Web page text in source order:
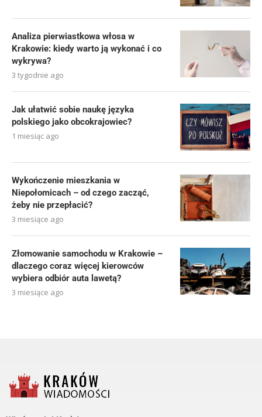
Analiza pierwiastkowa włosa w
Krakowie: kiedy warto ją wykonać i co
wykrywa?
3 tygodnie ago
Jak ułatwić sobie naukę języka
polskiego jako obcokrajowiec?
1 miesiąc ago
Wykończenie mieszkania w
Niepołomicach – od czego zacząć,
żeby nie przepłacić?
3 miesiące ago
Złomowanie samochodu w Krakowie –
dlaczego coraz więcej kierowców
wybiera odbiór auta lawetą?
3 miesiące ago